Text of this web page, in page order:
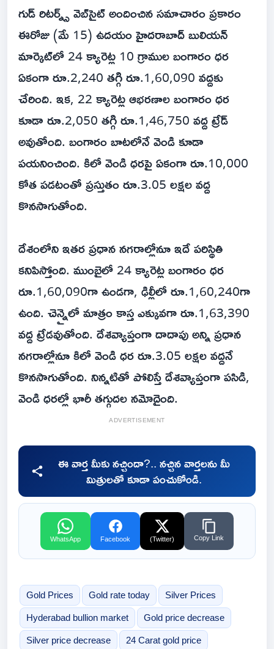
గుడ్ రిటర్న్స్ వెబ్‌సైట్ అందించిన సమాచారం ప్రకారం
ఈరోజు (మే 15) ఉదయం హైదరాబాద్ బులియన్
మార్కెట్‌లో 24 క్యారెట్ల 10 గ్రాముల బంగారం ధర
ఏకంగా రూ.2,240 తగ్గి రూ.1,60,090 వద్దకు
చేరింది. ఇక, 22 క్యారెట్ల ఆభరణాల బంగారం ధర
కూడా రూ.2,050 తగ్గి రూ.1,46,750 వద్ద ట్రేడ్
అవుతోంది. బంగారం బాటలోనే వెండి కూడా
పయనించింది. కిలో వెండి ధరపై ఏకంగా రూ.10,000
కోత పడటంతో ప్రస్తుతం రూ.3.05 లక్షల వద్ద
కొనసాగుతోంది.
దేశంలోని ఇతర ప్రధాన నగరాల్లోనూ ఇదే పరిస్థితి
కనిపిస్తోంది. ముంబైలో 24 క్యారెట్ల బంగారం ధర
రూ.1,60,090గా ఉండగా, ఢిల్లీలో రూ.1,60,240గా
ఉంది. చెన్నైలో మాత్రం కాస్త ఎక్కువగా రూ.1,63,390
వద్ద ట్రేడవుతోంది. దేశవ్యాప్తంగా దాదాపు అన్ని ప్రధాన
నగరాల్లోనూ కిలో వెండి ధర రూ.3.05 లక్షల వద్దనే
కొనసాగుతోంది. నిన్నటితో పోలిస్తే దేశవ్యాప్తంగా పసిడి,
వెండి ధరల్లో భారీ తగ్గుదల నమోదైంది.
ADVERTISEMENT
ఈ వార్త మీకు నచ్చిందా?.. నచ్చిన వార్తలను మీ
మిత్రులతో కూడా పంచుకోండి.
WhatsApp Facebook (Twitter) Copy Link
Gold Prices Gold rate today Silver Prices
Hyderabad bullion market Gold price decrease
Silver price decrease 24 Carat gold price